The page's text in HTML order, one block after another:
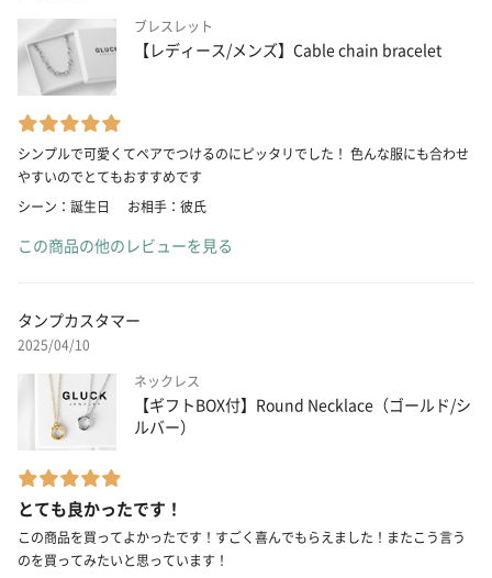
ブレスレット
【レディース/メンズ】Cable chain bracelet
シンプルで可愛くてペアでつけるのにピッタリでした！ 色んな服にも合わせ
やすいのでとてもおすすめです
シーン：誕生日
お相手：彼氏
この商品の他のレビューを見る
タンプカスタマー
2025/04/10
ネックレス
【ギフトBOX付】Round Necklace（ゴールド/シ
ルバー）
とても良かったです！
この商品を買ってよかったです！すごく喜んでもらえました！またこう言う
のを買ってみたいと思っています！